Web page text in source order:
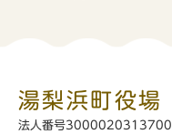
湯梨浜町役場
法人番号3000020313700